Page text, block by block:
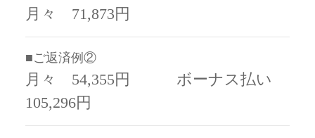
月々 71,873円
■ご返済例②
月々 54,355円 ボーナス払い
105,296円